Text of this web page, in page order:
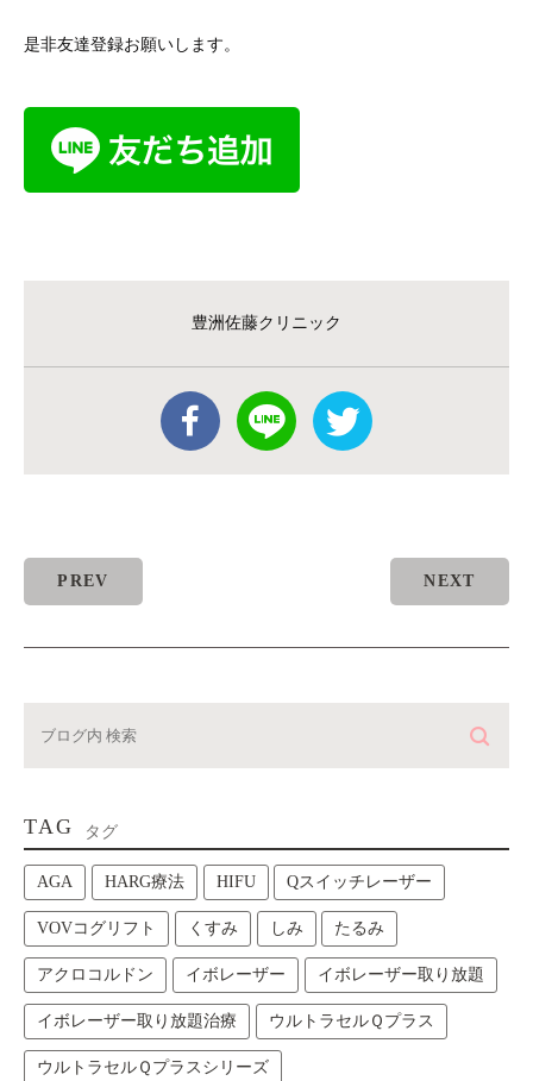
是非友達登録お願いします。
豊洲佐藤クリニック
PREV NEXT
TAG タグ
AGA HARG療法 HIFU Qスイッチレーザー
VOVコグリフト くすみ しみ たるみ
アクロコルドン イボレーザー イボレーザー取り放題
イボレーザー取り放題治療 ウルトラセルＱプラス
ウルトラセルＱプラスシリーズ